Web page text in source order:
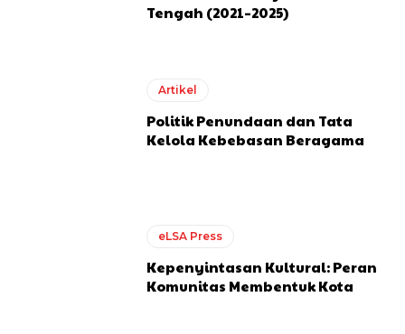
Tengah (2021–2025)
Artikel
Politik Penundaan dan Tata
Kelola Kebebasan Beragama
eLSA Press
Kepenyintasan Kultural: Peran
Komunitas Membentuk Kota